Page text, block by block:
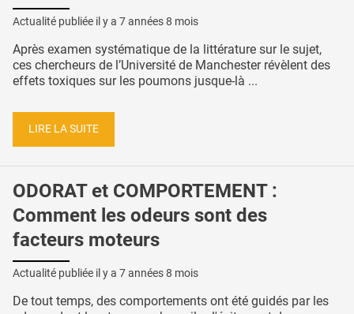
Actualité publiée il y a 7 années 8 mois
Après examen systématique de la littérature sur le sujet,
ces chercheurs de l’Université de Manchester révèlent des
effets toxiques sur les poumons jusque-là ...
LIRE LA SUITE
ODORAT et COMPORTEMENT :
Comment les odeurs sont des
facteurs moteurs
Actualité publiée il y a 7 années 8 mois
De tout temps, des comportements ont été guidés par les